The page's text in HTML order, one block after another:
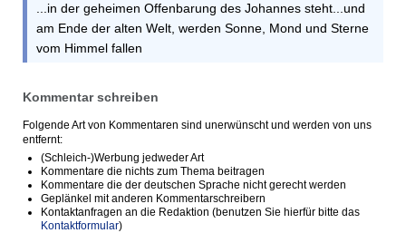
...in der geheimen Offenbarung des Johannes steht...und
am Ende der alten Welt, werden Sonne, Mond und Sterne
vom Himmel fallen
Kommentar schreiben
Folgende Art von Kommentaren sind unerwünscht und werden von uns
entfernt:
(Schleich-)Werbung jedweder Art
Kommentare die nichts zum Thema beitragen
Kommentare die der deutschen Sprache nicht gerecht werden
Geplänkel mit anderen Kommentarschreibern
Kontaktanfragen an die Redaktion (benutzen Sie hierfür bitte das
Kontaktformular)